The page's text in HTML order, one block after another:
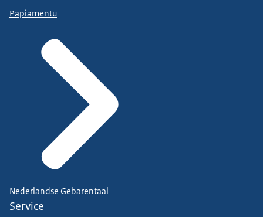
Papiamentu
Nederlandse Gebarentaal
Service